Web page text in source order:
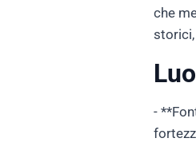
che
-